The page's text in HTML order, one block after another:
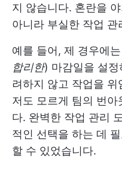
지 않습니다. 혼란을
아니라 부실한 작업 관
예를 들어, 제 경우에
합리한) 마감일을 설정
려하지 않고 작업을
저도 모르게 팀의 번아
다. 완벽한 작업 관리
적인 선택을 하는 데
할 수 있었습니다.